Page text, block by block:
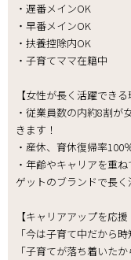
・遅番メインOK
・早番メインOK
・扶養控除内OK
・子育てママ在籍中
【女性が長く活躍できる
・従業員数の内約8割が
きます！
・産休、育休復帰率100
・年齢やキャリアを重
ゲットのブランドで長く
【キャリアアップを応援
「今は子育て中だから時
「子育てが落ち着いた